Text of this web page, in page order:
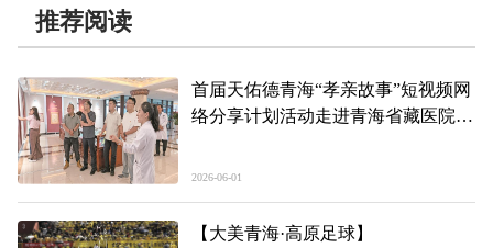
推荐阅读
首届天佑德青海“孝亲故事”短视频网
络分享计划活动走进青海省藏医院
吹
2026-06-01
【大美青海·高原足球】